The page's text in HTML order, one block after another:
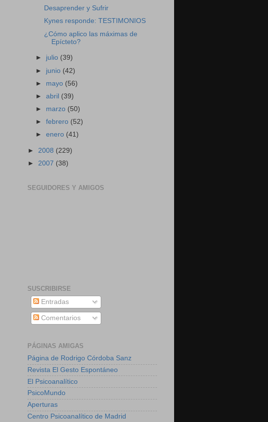
Desaprender y Sufrir
Kynes responde: TESTIMONIOS
¿Cómo aplico las máximas de
Epícteto?
► julio (39)
► junio (42)
► mayo (56)
►abril (39)
► marzo (50)
►febrero (52)
►enero (41)
► 2008 (229)
► 2007 (38)
SEGUIDORES Y AMIGOS
SUSCRIBIRSE
Entradas
Comentarios
PÁGINAS AMIGAS
Página de Rodrigo Córdoba Sanz
Revista El Gesto Espontáneo
El Psicoanalítico
PsicoMundo
Aperturas
Centro Psicoanalítico de Madrid